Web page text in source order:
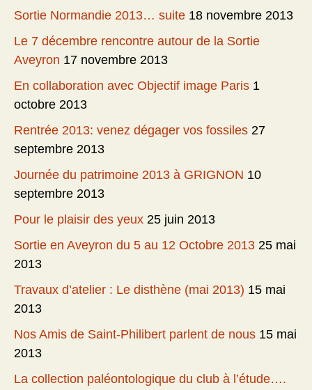
Sortie Normandie 2013… suite 18 novembre 2013
Le 7 décembre rencontre autour de la Sortie
Aveyron 17 novembre 2013
En collaboration avec Objectif image Paris 1
octobre 2013
Rentrée 2013: venez dégager vos fossiles 27
septembre 2013
Journée du patrimoine 2013 à GRIGNON 10
septembre 2013
Pour le plaisir des yeux 25 juin 2013
Sortie en Aveyron du 5 au 12 Octobre 2013 25 mai
2013
Travaux d’atelier : Le disthène (mai 2013) 15 mai
2013
Nos Amis de Saint-Philibert parlent de nous 15 mai
2013
La collection paléontologique du club à l’étude….